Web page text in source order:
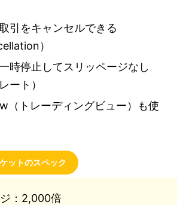
引をキャンセルできる
）
時停止してスリッページなし
ート）
（トレーディングビュー）も使
ットのスペック
：2,000倍